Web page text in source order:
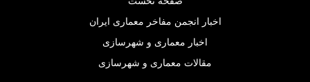
اخبار انجمن مفاخر معماری ایران
اخبار معماری و شهرسازی
مقالات معماری و شهرسازی